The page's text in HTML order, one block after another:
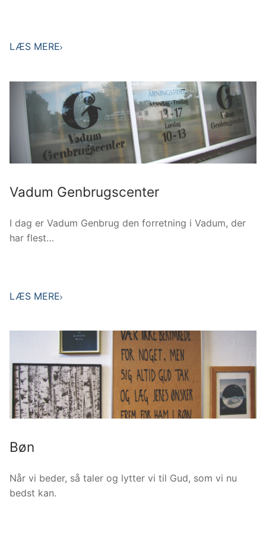
LÆS MERE
Vadum Genbrugscenter
I dag er Vadum Genbrug den forretning i Vadum, der
har flest…
LÆS MERE
Bøn
Når vi beder, så taler og lytter vi til Gud, som vi nu
bedst kan.